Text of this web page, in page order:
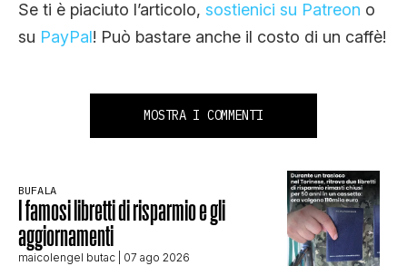
Se ti è piaciuto l’articolo, sostienici su Patreon o
su PayPal! Può bastare anche il costo di un caffè!
MOSTRA I COMMENTI
BUFALA
I famosi libretti di risparmio e gli
aggiornamenti
maicolengel butac | 07 ago 2026